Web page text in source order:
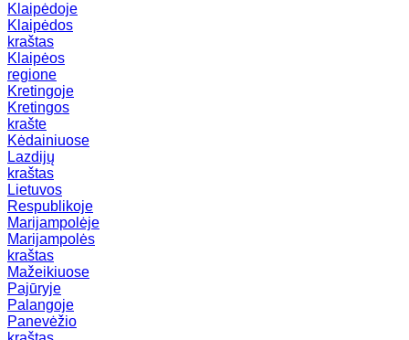
Klaipėdoje
Klaipėdos
kraštas
Klaipėos
regione
Kretingoje
Kretingos
krašte
Kėdainiuose
Lazdijų
kraštas
Lietuvos
Respublikoje
Marijampolėje
Marijampolės
kraštas
Mažeikiuose
Pajūryje
Palangoje
Panevėžio